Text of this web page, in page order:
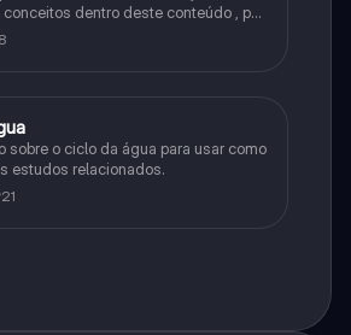
dentro deste conteúdo , por
procurar por mais fontes e
para se resolver e fixar melhor.
sobre o ciclo da água para usar como
estudos relacionados.
21